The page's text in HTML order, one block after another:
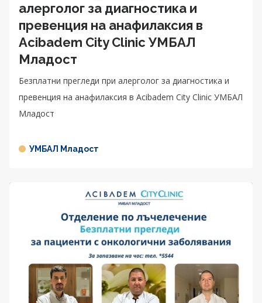
алерголог за диагностика и
превенция на анафилаксия в
Acibadem City Clinic УМБАЛ
Младост
Безплатни прегледи при алерголог за диагностика и
превенция на анафилаксия в Acibadem City Clinic УМБАЛ
Младост
УМБАЛ Младост